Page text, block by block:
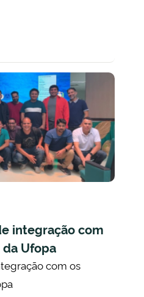
integração com
Ufopa
com os